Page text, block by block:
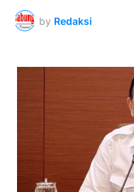
by Redaksi